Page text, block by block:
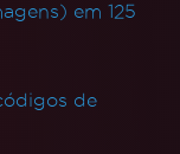
em 125
de